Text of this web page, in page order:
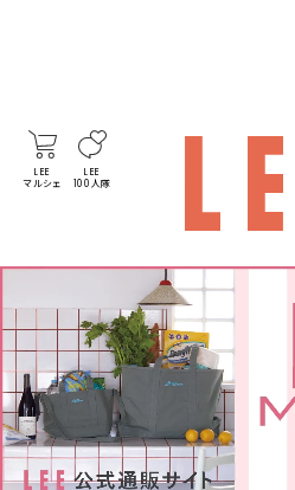
LEE
マルシェ
LEE
100人隊